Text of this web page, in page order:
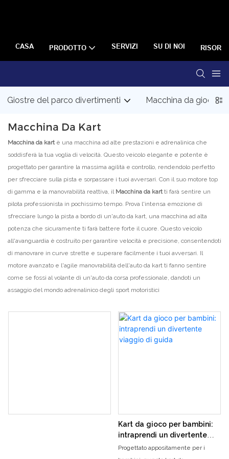
CASA PRODOTTO SERVIZI SU DI NOI
Giostre del parco divertimenti Macchina da gioco
Macchina Da Kart
Macchina da kart è una macchina ad alte prestazioni e adrenalinica che
soddisferà la tua voglia di velocità. Questo veicolo elegante e potente è
progettato per garantire la massima agilità e controllo, rendendolo perfetto
per sfrecciare sulla pista e sorpassare i tuoi avversari. Con il suo motore top
di gamma e la manovrabilità reattiva, il Macchina da kartti farà sentire un
pilota professionista in pochissimo tempo. Prova l'intensa emozione di
sfrecciare lungo la pista a bordo di un'auto da kart, una macchina ad alta
potenza che sicuramente ti farà battere forte il cuore. Questo veicolo
all'avanguardia è costruito per garantire velocità e precisione, consentendoti
di manovrare in curve strette e superare facilmente i tuoi avversari. Il
motore avanzato e l'agile manovrabilità dell'auto da kart ti fanno sentire
come se fossi al volante di un'auto da corsa professionale, dandoti un
assaggio del mondo adrenalinico degli sport motoristici
Kart da gioco per bambini:
intraprendi un divertente
viaggio di guida
Progettato appositamente per i